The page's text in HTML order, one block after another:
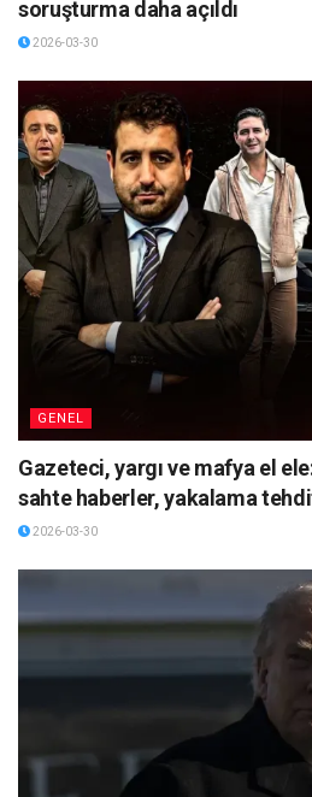
soruşturma daha açıldı
2026-03-30
GENEL
Gazeteci, yargı ve mafya el
sahte haberler, yakalama
2026-03-30